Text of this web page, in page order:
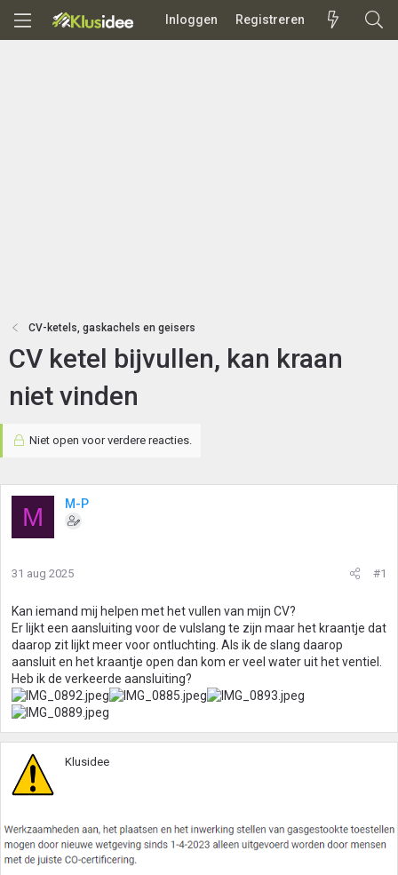
Inloggen Registreren
CV-ketels, gaskachels en geisers
CV ketel bijvullen, kan kraan
niet vinden
Niet open voor verdere reacties.
M M-P
31 aug 2025 #1
Kan iemand mij helpen met het vullen van mijn CV?
Er lijkt een aansluiting voor de vulslang te zijn maar het kraantje dat
daarop zit lijkt meer voor ontluchting. Als ik de slang daarop
aansluit en het kraantje open dan kom er veel water uit het ventiel.
Heb ik de verkeerde aansluiting?
Klusidee